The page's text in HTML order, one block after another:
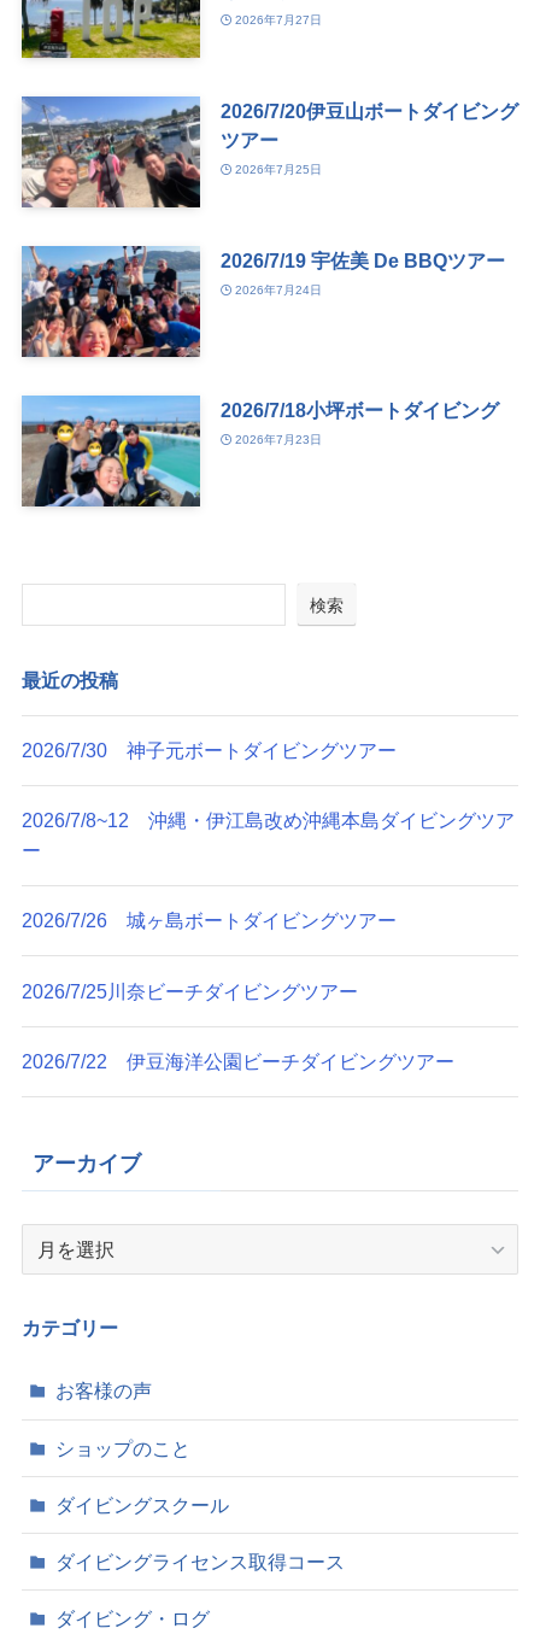
2026年7月27日
2026/7/20伊豆山ボートダイビング
ツアー
2026年7月25日
2026/7/19 宇佐美 De BBQツアー
2026年7月24日
2026/7/18小坪ボートダイビング
2026年7月23日
検索
最近の投稿
2026/7/30 神子元ボートダイビングツアー
2026/7/8~12 沖縄・伊江島改め沖縄本島ダイビングツア
ー
2026/7/26 城ヶ島ボートダイビングツアー
2026/7/25川奈ビーチダイビングツアー
2026/7/22 伊豆海洋公園ビーチダイビングツアー
アーカイブ
イ
カテゴリー
お客様の声
ショップのこと
ダイビングスクール
ダイビングライセンス取得コース
ダイビング・ログ